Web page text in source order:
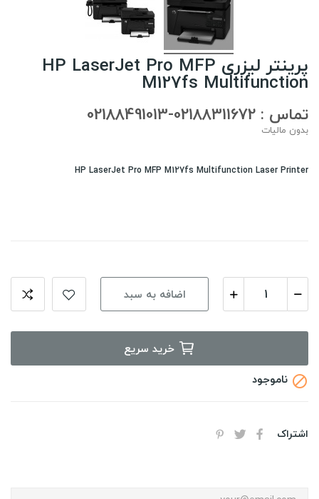
پرینتر لیزری HP LaserJet Pro MFP
M127fs Multifunction
تماس : 02188311672-02188491013
بدون مالیات
HP LaserJet Pro MFP M127fs Multifunction Laser Printer
اضافه به سبد
خرید سریع
 ناموجود
اشتراک